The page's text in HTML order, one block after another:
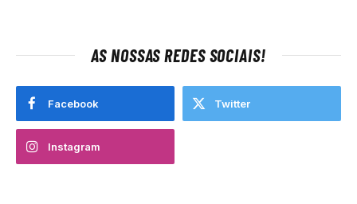
AS NOSSAS REDES SOCIAIS!
Facebook Twitter
Instagram